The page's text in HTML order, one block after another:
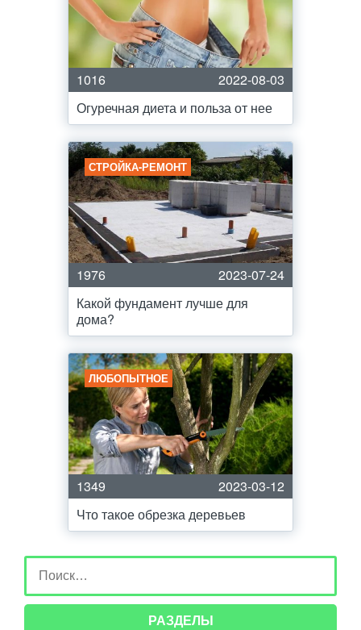
1016
2022-08-03
Огуречная диета и польза от нее
СТРОЙКА-РЕМОНТ
1976
2023-07-24
Какой фундамент лучше для
дома?
ЛЮБОПЫТНОЕ
1349
2023-03-12
Что такое обрезка деревьев
РАЗДЕЛЫ